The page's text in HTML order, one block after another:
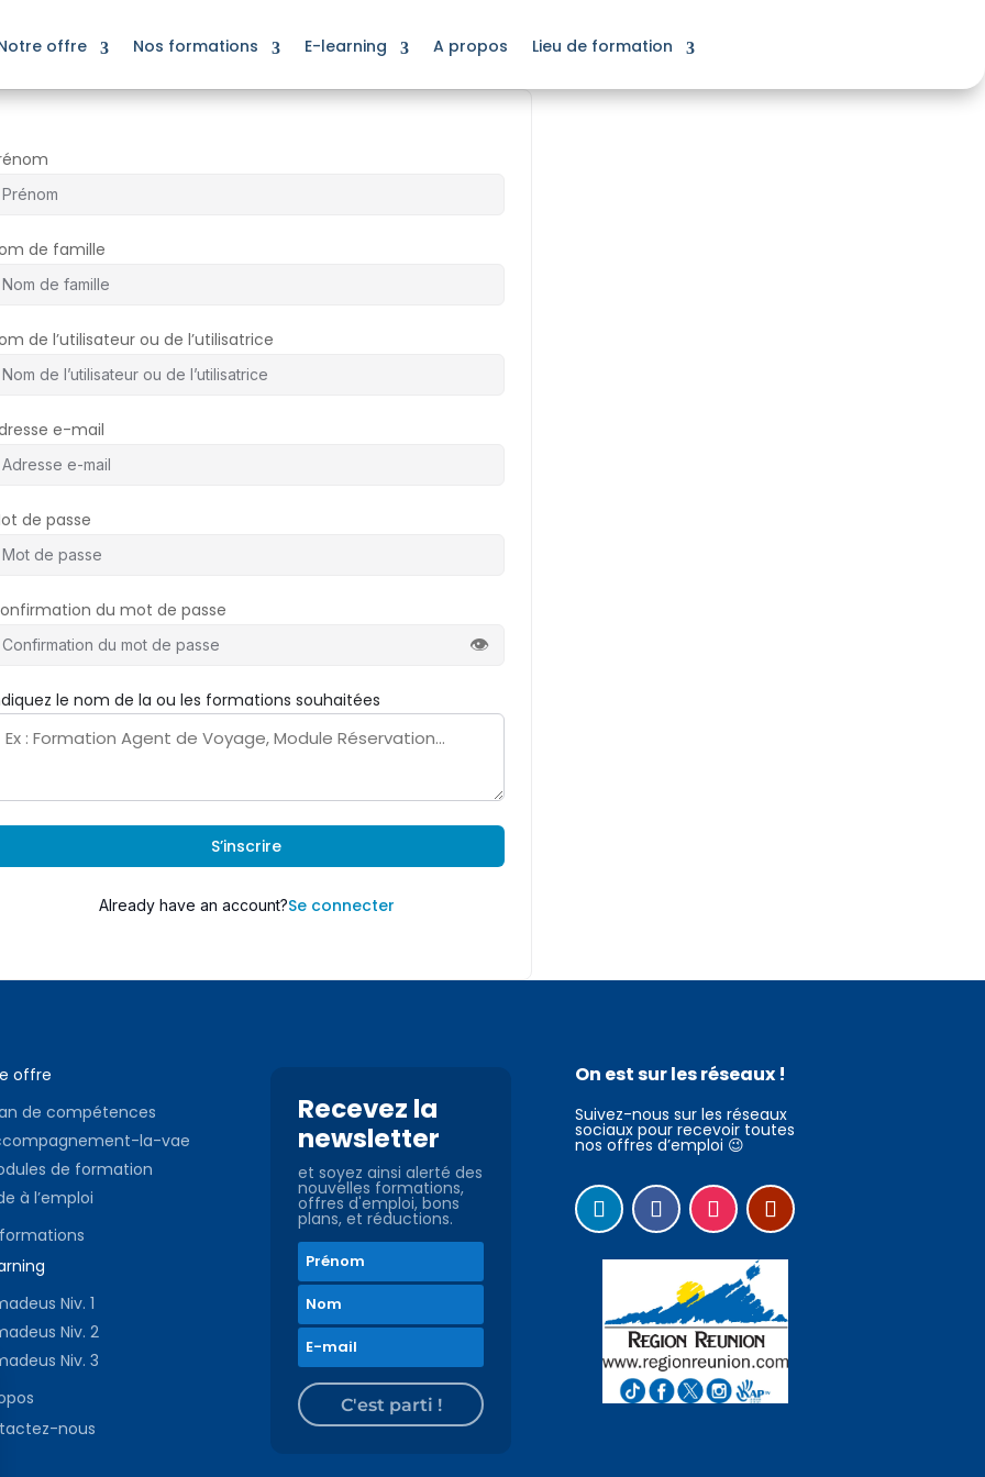
offre Nos formations E-learning A propos Lieu de formation
de famille
de l’utilisateur ou de l’utilisatrice
e-mail
de passe
du mot de passe
👁
le nom de la ou les formations souhaitées
S’inscrire
Already have an account?Se connecter
offre
de compétences
la-vae
de formation
à l’emploi
Niv. 1
Niv. 2
Niv. 3
nous
Recevez la
newsletter
et soyez ainsi alerté des
nouvelles formations,
offres d'emploi, bons
plans, et réductions.
C'est parti !
On est sur les réseaux !
Suivez-nous sur les réseaux
sociaux pour recevoir toutes
nos offres d’emploi 😉